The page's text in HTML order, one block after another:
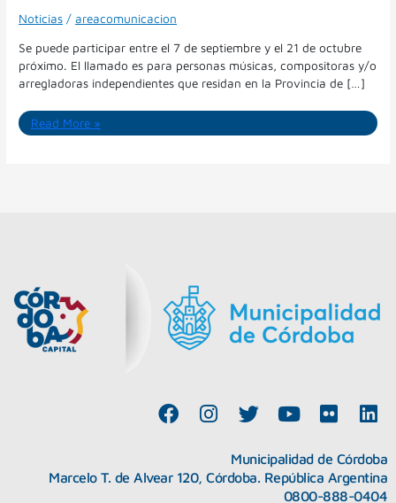
Noticias / areacomunicacion
Se puede participar entre el 7 de septiembre y el 21 de octubre
próximo. El llamado es para personas músicas, compositoras y/o
arregladoras independientes que residan en la Provincia de […]
Read More »
F
a
b
I
n
a
T
w
t
t
Y
o
t
u
F
l
c
k
L
i
k
e
Municipalidad de Córdoba
Marcelo T. de Alvear 120, Córdoba. República Argentina
0800-888-0404